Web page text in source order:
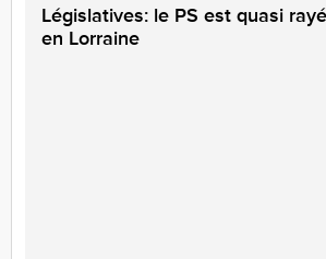
Législatives: le PS est quasi
en Lorraine